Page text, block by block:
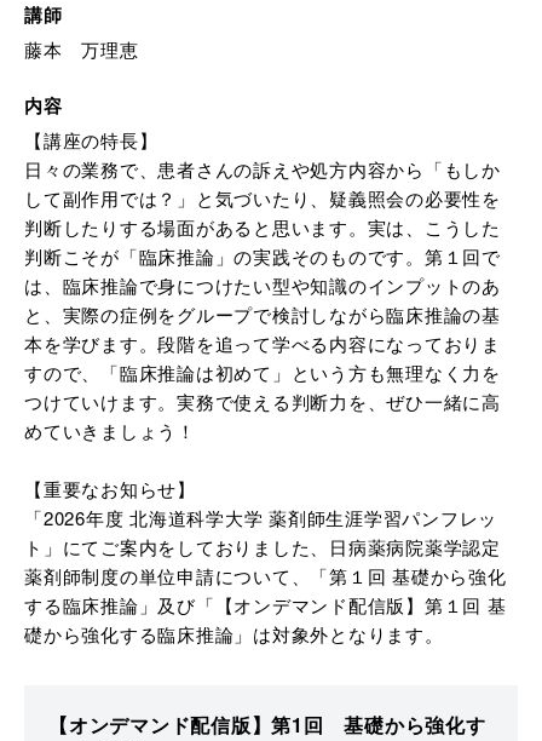
講師
藤本 万理恵
内容
【講座の特長】
日々の業務で、患者さんの訴えや処方内容から「もしか
して副作用では？」と気づいたり、疑義照会の必要性を
判断したりする場面があると思います。実は、こうした
判断こそが「臨床推論」の実践そのものです。第１回で
は、臨床推論で身につけたい型や知識のインプットのあ
と、実際の症例をグループで検討しながら臨床推論の基
本を学びます。段階を追って学べる内容になっておりま
すので、「臨床推論は初めて」という方も無理なく力を
つけていけます。実務で使える判断力を、ぜひ一緒に高
めていきましょう！
【重要なお知らせ】
「2026年度 北海道科学大学 薬剤師生涯学習パンフレッ
ト」にてご案内をしておりました、日病薬病院薬学認定
薬剤師制度の単位申請について、「第１回 基礎から強化
する臨床推論」及び「【オンデマンド配信版】第１回 基
礎から強化する臨床推論」は対象外となります。
【オンデマンド配信版】第1回 基礎から強化す